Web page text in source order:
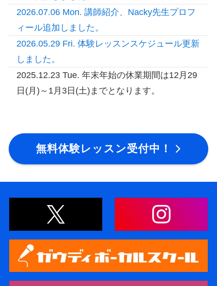
2026.07.06 Mon. 講師紹介、Nacky先生プロフ
ィール追加しました。
2026.05.29 Fri. 体験レッスンスケジュール更新
しました。
2025.12.23 Tue. 年末年始の休業期間は12月29
日(月)～1月3日(土)までとなります。
無料体験レッスン受付中！